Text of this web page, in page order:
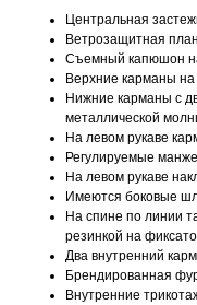
Центральная
Ветрозащитная
Съемный капюшон на
Верхние карманы
Нижние карманы с
металлической
На левом рукаве
Регулируемые
На левом рукаве
Имеются боковые
На спине по линии
резинкой на
Два внутренний
Брендированная
Внутренние